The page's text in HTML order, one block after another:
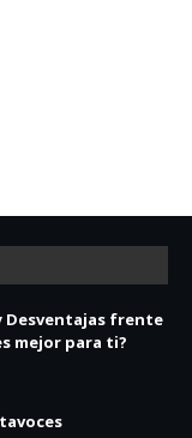
Desventajas frente
mejor para ti?